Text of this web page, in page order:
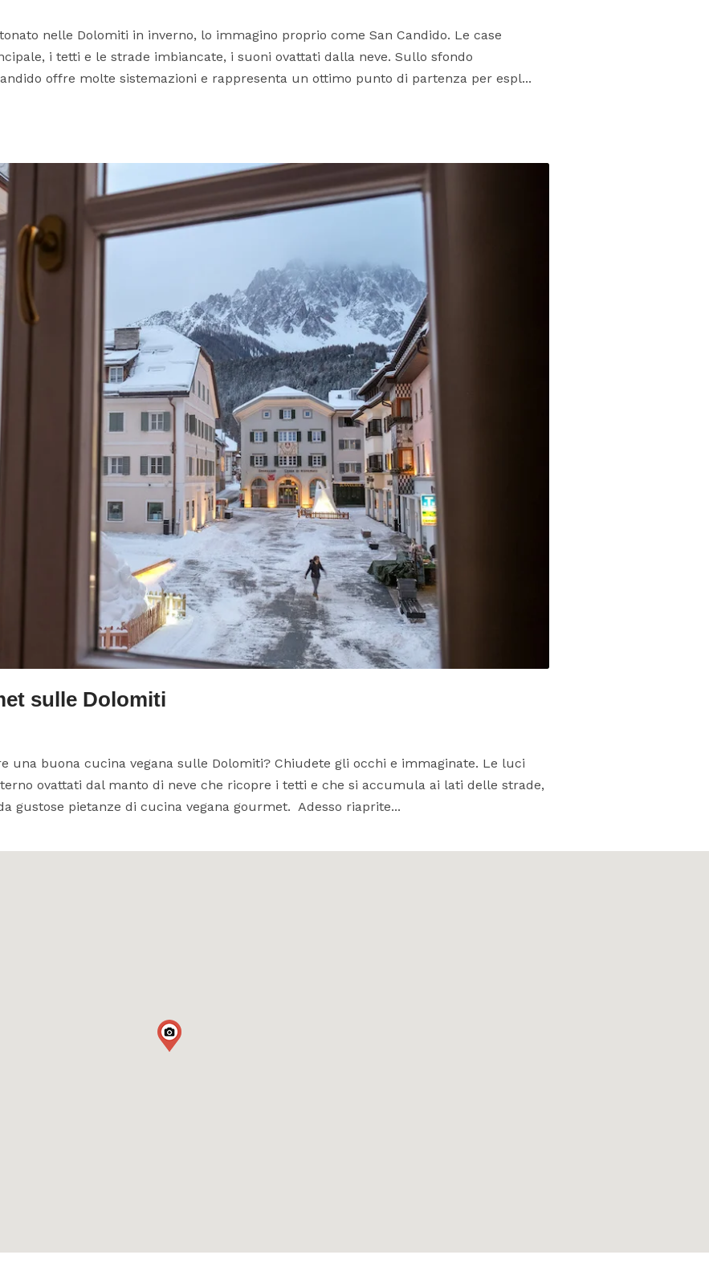
nelle Dolomiti in inverno, lo immagino proprio come San Candido. Le case
i tetti e le strade imbiancate, i suoni ovattati dalla neve. Sullo sfondo
offre molte sistemazioni e rappresenta un ottimo punto di partenza per espl...
sulle Dolomiti
una buona cucina vegana sulle Dolomiti? Chiudete gli occhi e immaginate. Le luci
ovattati dal manto di neve che ricopre i tetti e che si accumula ai lati delle strade,
gustose pietanze di cucina vegana gourmet. Adesso riaprite...